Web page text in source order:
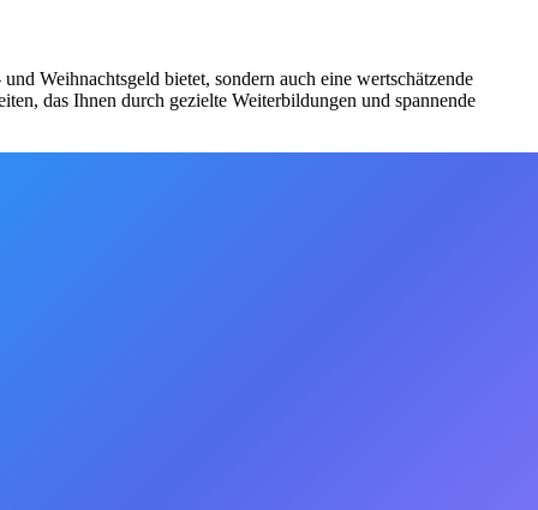
Weihnachtsgeld bietet, sondern auch eine wertschätzende
das Ihnen durch gezielte Weiterbildungen und spannende